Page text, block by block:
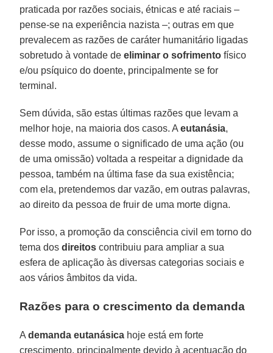
praticada por razões sociais, étnicas e até raciais –
pense-se na experiência nazista –; outras em que
prevalecem as razões de caráter humanitário ligadas
sobretudo à vontade deeliminar o sofrimento físico
e/ou psíquico do doente, principalmente se for
terminal.
Sem dúvida, são estas últimas razões que levam a
melhor hoje, na maioria dos casos. Aeutanásia,
desse modo, assume o significado de uma ação (ou
de uma omissão) voltada a respeitar a dignidade da
pessoa, também na última fase da sua existência;
com ela, pretendemos dar vazão, em outras palavras,
ao direito da pessoa de fruir de uma morte digna.
Por isso, a promoção da consciência civil em torno do
tema dos direitos contribuiu para ampliar a sua
esfera de aplicação às diversas categorias sociais e
aos vários âmbitos da vida.
Razões para o crescimento da demanda
Ademanda eutanásica hoje está em forte
crescimento, principalmente devido à acentuação do